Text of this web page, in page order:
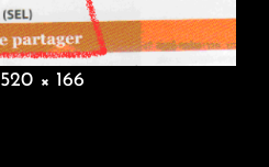
520 × 166